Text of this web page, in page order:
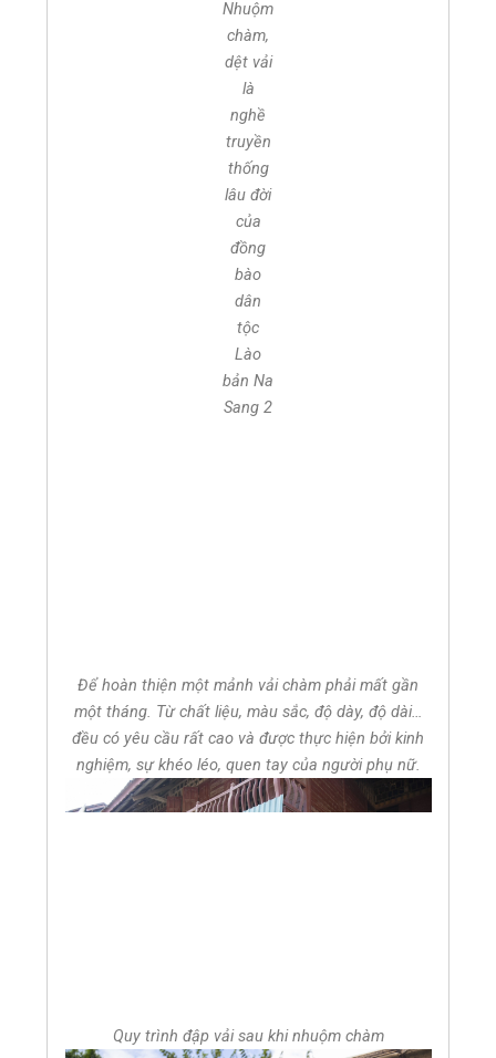
Nhuộm
chàm,
dệt vải
là
nghề
truyền
thống
lâu đời
của
đồng
bào
dân
tộc
Lào
bản Na
Sang 2
Để hoàn thiện một mảnh vải chàm phải mất gần
một tháng. Từ chất liệu, màu sắc, độ dày, độ dài…
đều có yêu cầu rất cao và được thực hiện bởi kinh
nghiệm, sự khéo léo, quen tay của người phụ nữ.
Quy trình đập vải sau khi nhuộm chàm